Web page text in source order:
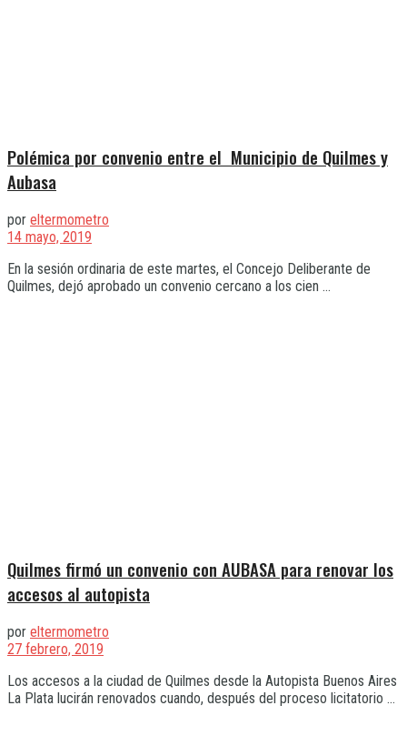
Polémica por convenio entre el Municipio de Quilmes y
Aubasa
por eltermometro
14 mayo, 2019
En la sesión ordinaria de este martes, el Concejo Deliberante de
Quilmes, dejó aprobado un convenio cercano a los cien ...
Quilmes firmó un convenio con AUBASA para renovar los
accesos al autopista
por eltermometro
27 febrero, 2019
Los accesos a la ciudad de Quilmes desde la Autopista Buenos Aires
La Plata lucirán renovados cuando, después del proceso licitatorio ...